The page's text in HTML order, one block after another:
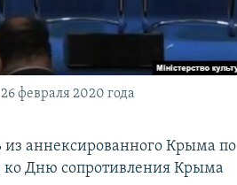
февраля 2020 года
аннексированного Крыма по
ко Дню сопротивления Крыма